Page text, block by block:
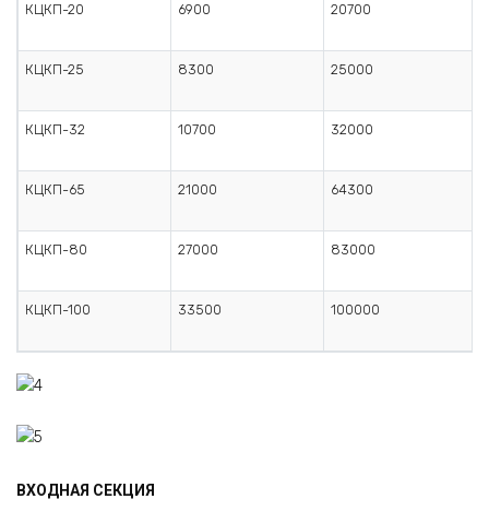
КЦКП-20 6900 20700
КЦКП-25 8300 25000
КЦКП-32 10700 32000
КЦКП-65 21000 64300
КЦКП-80 27000 83000
КЦКП-100 33500 100000
ВХОДНАЯ СЕКЦИЯ